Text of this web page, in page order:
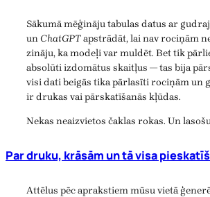
Sākumā mēģināju tabulas datus ar
un ChatGPTapstrādāt, lai nav rociņām
zināju, ka modeļi var muldēt. Bet tik
absolūti izdomātus skaitļus — tas bija
visi dati beigās tika pārlasīti rociņām un
ir drukas vai pārskatīšanās kļūdas.
Nekas neaizvietos čaklas rokas. Un
Par druku, krāsām un tā visa
Attēlus pēc aprakstiem mūsu vietā